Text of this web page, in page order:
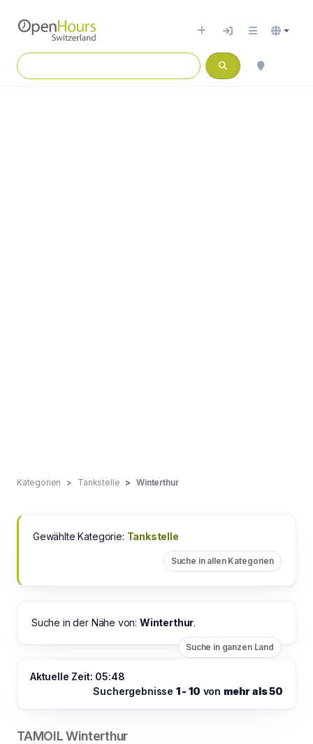
Kategorien Tankstelle Winterthur
Gewählte Kategorie: Tankstelle
Suche in allen Kategorien
Suche in der Nähe von: Winterthur.
Suche in ganzen Land
Aktuelle Zeit: 05:48
Suchergebnisse 1 - 10 von mehr als 50
TAMOIL Winterthur